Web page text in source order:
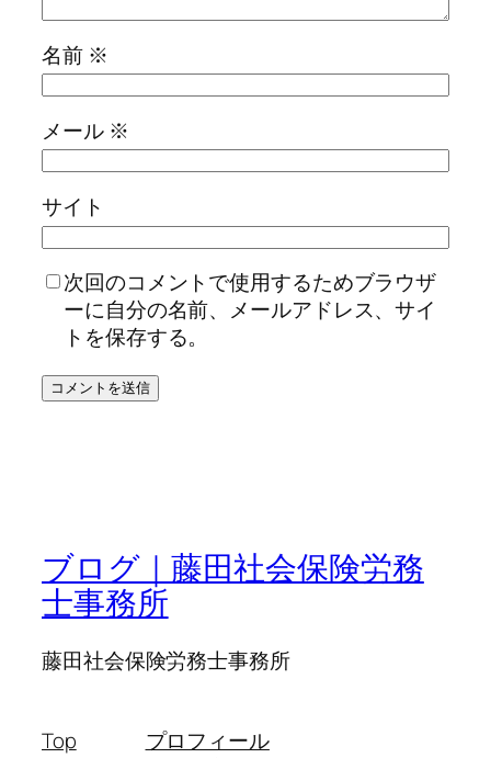
名前 ※
メール ※
サイト
次回のコメントで使用するためブラウザ
ーに自分の名前、メールアドレス、サイ
トを保存する。
ブログ｜藤田社会保険労務
士事務所
藤田社会保険労務士事務所
Top
プロフィール